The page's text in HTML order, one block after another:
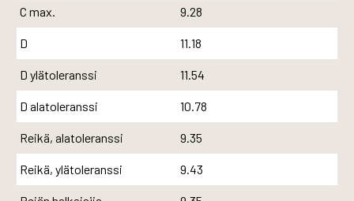
C max. 9.28
D 11.18
D ylätoleranssi 11.54
D alatoleranssi 10.78
Reikä, alatoleranssi 9.35
Reikä, ylätoleranssi 9.43